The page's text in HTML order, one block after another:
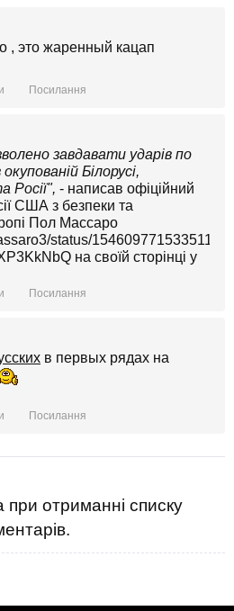
, это жаренный кацап
Посилання
завдавати ударів по
Білорусі,
Росії", - написав офіційний
США з безпеки та
Пол Массаро
status/
на своїй сторінці у
Посилання
в первых рядах на
Посилання
отриманні списку